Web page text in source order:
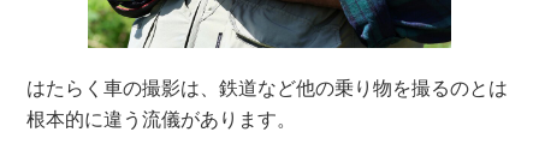
はたらく車の撮影は、鉄道など他の乗り物を撮るのとは
根本的に違う流儀があります。